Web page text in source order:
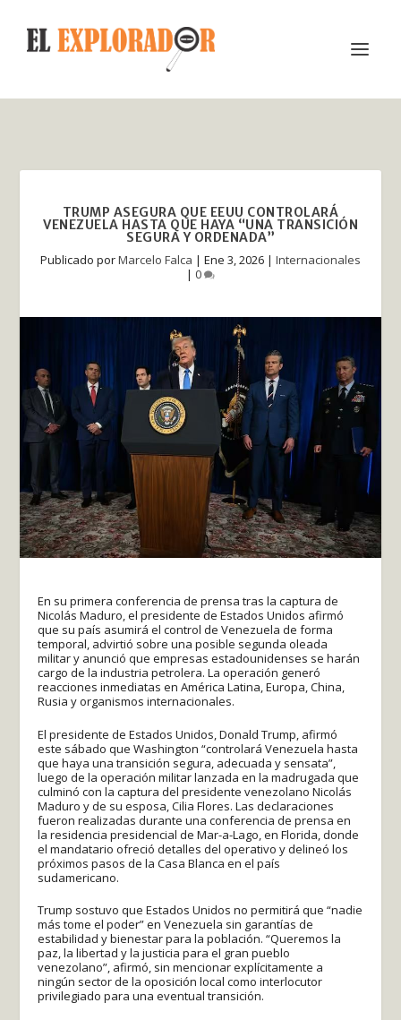
TRUMP ASEGURA QUE EEUU CONTROLARÁ
VENEZUELA HASTA QUE HAYA “UNA TRANSICIÓN
SEGURA Y ORDENADA”
Publicado porMarcelo Falca | Ene 3, 2026 | Internacionales
| 0
En su primera conferencia de prensa tras la captura de
Nicolás Maduro, el presidente de Estados Unidos afirmó
que su país asumirá el control de Venezuela de forma
temporal, advirtió sobre una posible segunda oleada
militar y anunció que empresas estadounidenses se harán
cargo de la industria petrolera. La operación generó
reacciones inmediatas en América Latina, Europa, China,
Rusia y organismos internacionales.
El presidente de Estados Unidos, Donald Trump, afirmó
este sábado que Washington “controlará Venezuela hasta
que haya una transición segura, adecuada y sensata”,
luego de la operación militar lanzada en la madrugada que
culminó con la captura del presidente venezolano Nicolás
Maduro y de su esposa, Cilia Flores. Las declaraciones
fueron realizadas durante una conferencia de prensa en
la residencia presidencial de Mar-a-Lago, en Florida, donde
el mandatario ofreció detalles del operativo y delineó los
próximos pasos de la Casa Blanca en el país
sudamericano.
Trump sostuvo que Estados Unidos no permitirá que “nadie
más tome el poder” en Venezuela sin garantías de
estabilidad y bienestar para la población. “Queremos la
paz, la libertad y la justicia para el gran pueblo
venezolano”, afirmó, sin mencionar explícitamente a
ningún sector de la oposición local como interlocutor
privilegiado para una eventual transición.